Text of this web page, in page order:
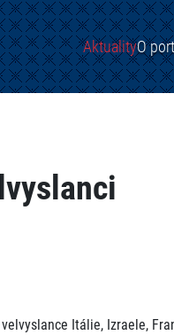
AktualityO
Itálie, Izraele,